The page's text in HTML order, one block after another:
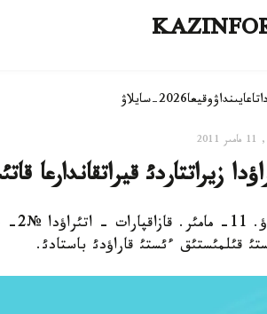
تاعايىنداۋوقيعا2026-سايلاۋ
زيراتتاردئ
قئلمئستئق ءئستئ قاراؤدئ باستادئ.